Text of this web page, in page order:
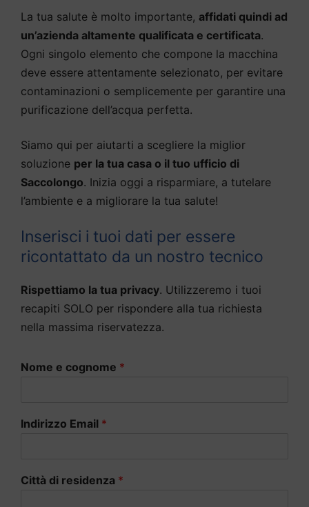
La tua salute è molto importante, affidati quindi ad
un’azienda altamente qualificata e certificata.
Ogni singolo elemento che compone la macchina
deve essere attentamente selezionato, per evitare
contaminazioni o semplicemente per garantire una
purificazione dell’acqua perfetta.
Siamo qui per aiutarti a scegliere la miglior
soluzione per la tua casa o il tuo ufficio di
Saccolongo. Inizia oggi a risparmiare, a tutelare
l’ambiente e a migliorare la tua salute!
Inserisci i tuoi dati per essere
ricontattato da un nostro tecnico
Rispettiamo la tua privacy. Utilizzeremo i tuoi
recapiti SOLO per rispondere alla tua richiesta
nella massima riservatezza.
Nome e cognome *
Indirizzo Email *
Città di residenza *